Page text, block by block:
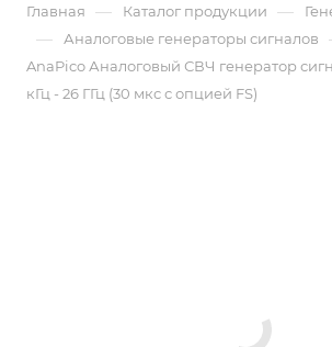
Главная — Каталог продукции —
— Аналоговые генераторы сигналов
AnaPico Аналоговый СВЧ генератор
кГц - 26 ГГц (30 мкс с опцией FS)